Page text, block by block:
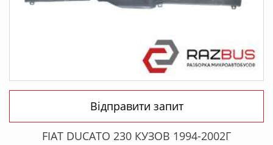
Відправити запит
FIAT DUCATO 230 КУЗОВ 1994-2002Г